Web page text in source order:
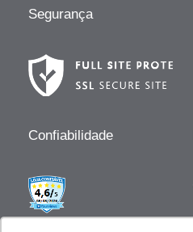
Segurança
Confiabilidade